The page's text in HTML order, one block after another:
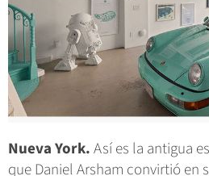
Nueva York.Así es la antigua
que Daniel Arsham convirtió en